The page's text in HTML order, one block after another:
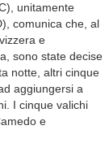
unitamente
comunica che, al
e
sono state decise
notte, altri cinque
aggiungersi a
I cinque valichi
e